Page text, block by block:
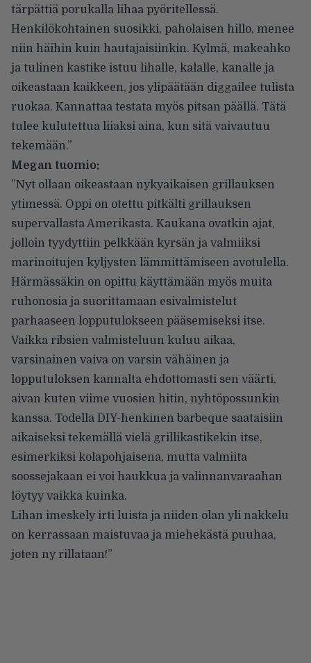
tärpättiä porukalla lihaa pyöritellessä.
Henkilökohtainen suosikki, paholaisen hillo, menee
niin häihin kuin hautajaisiinkin. Kylmä, makeahko
ja tulinen kastike istuu lihalle, kalalle, kanalle ja
oikeastaan kaikkeen, jos ylipäätään diggailee tulista
ruokaa. Kannattaa testata myös pitsan päällä. Tätä
tulee kulutettua liiaksi aina, kun sitä vaivautuu
tekemään.”
Megan tuomio:
”Nyt ollaan oikeastaan nykyaikaisen grillauksen
ytimessä. Oppi on otettu pitkälti grillauksen
supervallasta Amerikasta. Kaukana ovatkin ajat,
jolloin tyydyttiin pelkkään kyrsän ja valmiiksi
marinoitujen kyljysten lämmittämiseen avotulella.
Härmässäkin on opittu käyttämään myös muita
ruhonosia ja suorittamaan esivalmistelut
parhaaseen lopputulokseen pääsemiseksi itse.
Vaikka ribsien valmisteluun kuluu aikaa,
varsinainen vaiva on varsin vähäinen ja
lopputuloksen kannalta ehdottomasti sen väärti,
aivan kuten viime vuosien hitin, nyhtöpossunkin
kanssa. Todella DIY-henkinen barbeque saataisiin
aikaiseksi tekemällä vielä grillikastikekin itse,
esimerkiksi kolapohjaisena, mutta valmiita
soossejakaan ei voi haukkua ja valinnanvaraahan
löytyy vaikka kuinka.
Lihan imeskely irti luista ja niiden olan yli nakkelu
on kerrassaan maistuvaa ja miehekästä puuhaa,
joten ny rillataan!”